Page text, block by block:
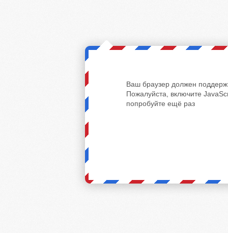
Ваш браузер должен
Пожалуйста, включите
попробуйте ещё раз